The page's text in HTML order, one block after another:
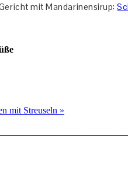
mit Mandarinensirup:
mit Streuseln »